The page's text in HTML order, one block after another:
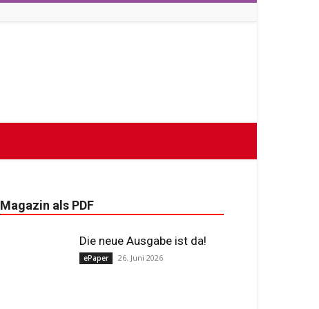
Magazin als PDF
Die neue Ausgabe ist da!
ePaper 26. Juni 2026